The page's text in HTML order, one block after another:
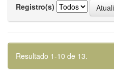
Registro(s)
Resultado 1-10 de 13.